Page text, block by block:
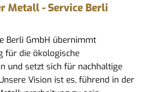
Metall - Service Berli
Berli GmbH übernimmt
für die ökologische
und setzt sich für nachhaltige
Vision ist es, führend in der